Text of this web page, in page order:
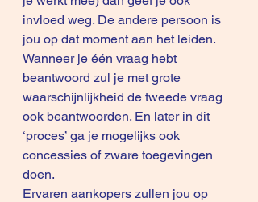
invloed weg. De andere persoon is
jou op dat moment aan het leiden.
Wanneer je één vraag hebt
beantwoord zul je met grote
waarschijnlijkheid de tweede vraag
ook beantwoorden. En later in dit
‘proces’ ga je mogelijks ook
concessies of zware toegevingen
doen.
Ervaren aankopers zullen jou op